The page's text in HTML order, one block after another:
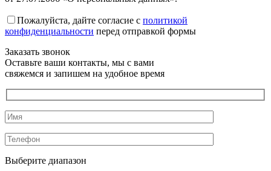
Пожалуйста, дайте согласие c политикой
конфиденциальности перед отправкой формы
Заказать звонок
Оставьте ваши контакты, мы с вами
свяжемся и запишем на удобное время
Выберите диапазон